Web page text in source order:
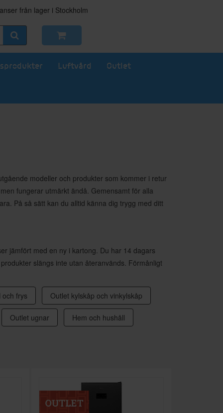
från lager i Stockholm
Luftvård Outlet
modeller och produkter som kommer i retur
fungerar utmärkt ändå. Gemensamt för alla
På så sätt kan du alltid känna dig trygg med ditt
jämfört med en ny i kartong. Du har 14 dagars
slängs inte utan återanvänds. Förmånligt
och frys Outlet kylskåp och vinkylskåp
Outlet ugnar Hem och hushåll